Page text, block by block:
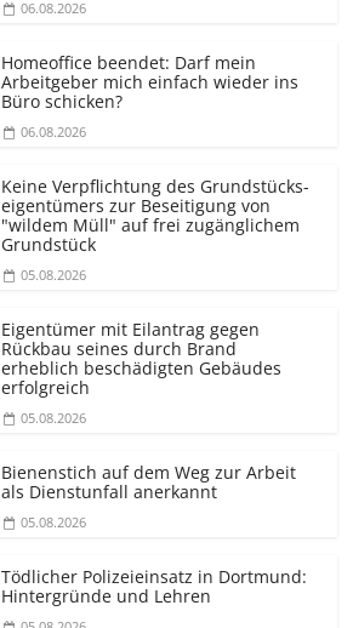
06.08.2026
Homeoffice beendet: Darf mein
Arbeitgeber mich einfach wieder ins
Büro schicken?
06.08.2026
Keine Verpflichtung des Grundstücks­
eigentümers zur Beseitigung von
"wildem Müll" auf frei zugänglichem
Grundstück
05.08.2026
Eigentümer mit Eilantrag gegen
Rückbau seines durch Brand
erheblich beschädigten Gebäudes
erfolgreich
05.08.2026
Bienenstich auf dem Weg zur Arbeit
als Dienstunfall anerkannt
05.08.2026
Tödlicher Polizeieinsatz in Dortmund:
Hintergründe und Lehren